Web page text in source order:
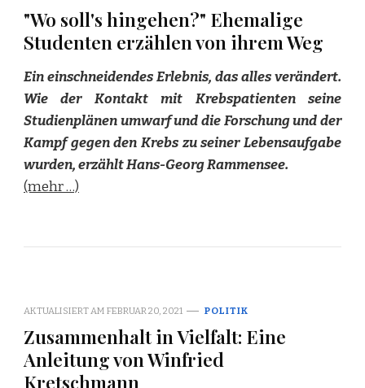
"Wo soll's hingehen?" Ehemalige
Studenten erzählen von ihrem Weg
Ein einschneidendes Erlebnis, das alles verändert.
Wie der Kontakt mit Krebspatienten seine
Studienplänen umwarf und die Forschung und der
Kampf gegen den Krebs zu seiner Lebensaufgabe
wurden, erzählt Hans-Georg Rammensee.
(mehr …)
AKTUALISIERT AM FEBRUAR 20, 2021 POLITIK
Zusammenhalt in Vielfalt: Eine
Anleitung von Winfried
Kretschmann